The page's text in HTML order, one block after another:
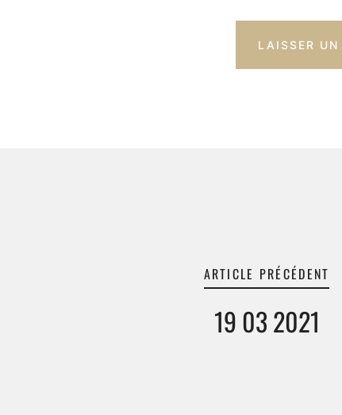
ARTICLE PRÉCÉDENT
19 03 2021